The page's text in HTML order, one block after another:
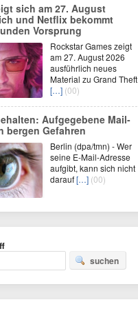
sich am 27. August
und Netflix bekommt
Vorsprung
Rockstar Games zeigt
am 27. August 2026
ausführlich neues
Material zu Grand Theft
[…] (00)
Aufgegebene Mail-
bergen Gefahren
Berlin (dpa/tmn) - Wer
seine E-Mail-Adresse
aufgibt, kann sich nicht
darauf[…] (00)
suchen